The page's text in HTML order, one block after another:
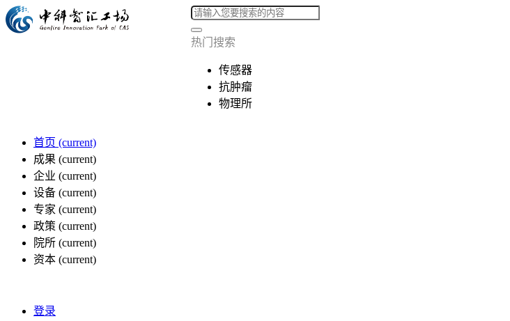
热门搜索
传感器
抗肿瘤
物理所
首页 (current)
成果 (current)
企业 (current)
设备 (current)
专家 (current)
政策 (current)
院所 (current)
资本 (current)
登录